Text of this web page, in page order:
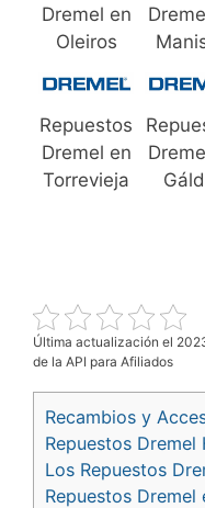
Dremel en
Oleiros
Repuestos
Dremel en
Torrevieja
Última actualización el
de la API para Afiliados
Recambios y
Repuestos Dremel
Los Repuestos
Repuestos